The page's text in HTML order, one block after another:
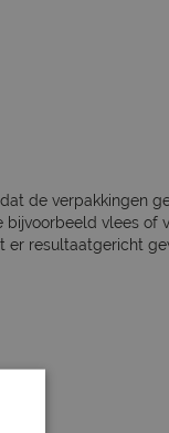
de verpakkingen
bijvoorbeeld vlees of
er resultaatgericht